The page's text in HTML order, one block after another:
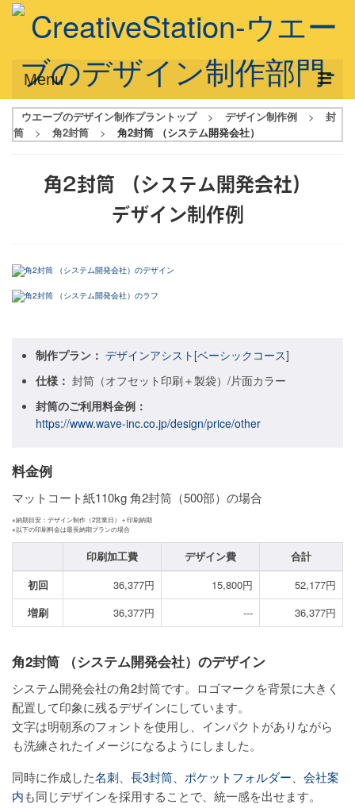
Menu
サービス概要
デザインアシスト
フルデザイン
ご利用料金
ご利用ガイド
ご利用の流れ
資料をダウンロード
お見積り・お問合せ
ウエーブのデザイン制作プラントップ > デザイン制作例 >
封
筒
> 角2封筒 > 角2封筒 （システム開発会社）
角2封筒 （システム開発会社）
デザイン制作例
制作プラン： デザインアシスト [ベーシックコース]
仕様： 封筒（オフセット印刷＋製袋）/片面カラー
封筒のご利用料金例：
https://www.wave-inc.co.jp/design/price/other
料金例
マットコート紙110kg 角2封筒（500部）の場合
※納期目安：デザイン制作（2営業日）＋印刷納期
※以下の印刷料金は最長納期プランの場合
印刷加工費 デザイン費
合計
初回
36,377円 15,800円
52,177円
増刷
36,377円 --- 36,377円
角2封筒 （システム開発会社）のデザイン
システム開発会社の角2封筒です。ロゴマークを背景に大きく
配置して印象に残るデザインにしています。
文字は明朝系のフォントを使用し、インパクトがありながら
も洗練されたイメージになるようにしました。
同時に作成した名刺、 長3封筒、 ポケットフォルダー、 会社案
内も同じデザインを採用することで、統一感を出せます。